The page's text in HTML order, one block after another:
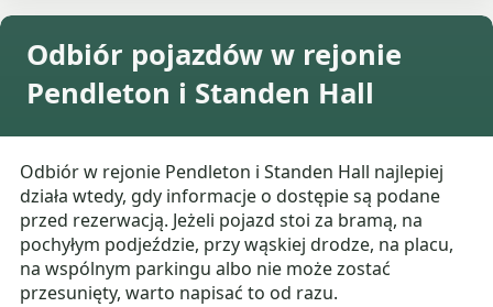
Odbiór pojazdów w rejonie
Pendleton i Standen Hall
Odbiór w rejonie Pendleton i Standen Hall najlepiej
działa wtedy, gdy informacje o dostępie są podane
przed rezerwacją. Jeżeli pojazd stoi za bramą, na
pochyłym podjeździe, przy wąskiej drodze, na placu,
na wspólnym parkingu albo nie może zostać
przesunięty, warto napisać to od razu.